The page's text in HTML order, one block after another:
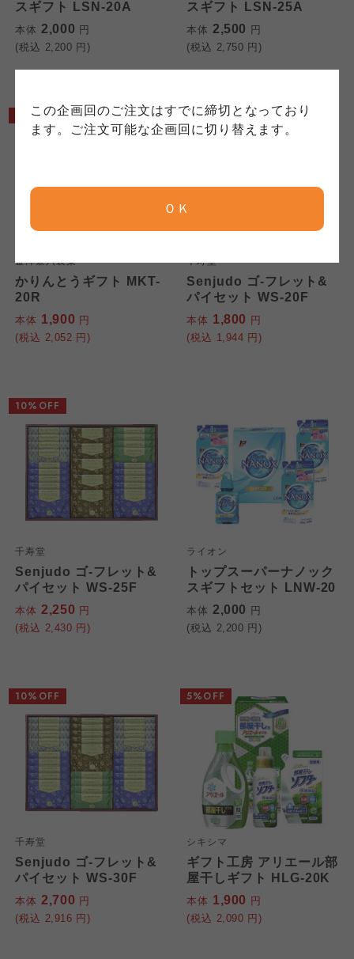
この企画回のご注文はすでに締切となっており
ます。ご注文可能な企画回に切り替えます。
ＯＫ
スギフト LSN-20A
本体 2,000 円
(税込 2,200 円)
スギフト LSN-25A
本体 2,500 円
(税込 2,750 円)
金澤兼六製菓
かりんとうギフト MKT-
20R
本体 1,900 円
(税込 2,052 円)
5%OFF
千寿堂
Senjudo ゴ-フレット&
パイセット WS-20F
本体 1,800 円
(税込 1,944 円)
10%OFF
千寿堂
Senjudo ゴ-フレット&
パイセット WS-25F
本体 2,250 円
(税込 2,430 円)
10%OFF
ライオン
トップスーパーナノック
スギフトセット LNW-20
本体 2,000 円
(税込 2,200 円)
千寿堂
Senjudo ゴ-フレット&
パイセット WS-30F
本体 2,700 円
(税込 2,916 円)
10%OFF
シキシマ
ギフト工房 アリエール部
屋干しギフト HLG-20K
本体 1,900 円
(税込 2,090 円)
5%OFF
確認のうえ、ご利用ください。なお、クチコミ
投稿については、利用約款の細則として規定さ
れています。
コープしが
ならコープ
よどがわ市民生協
わかやま市民生協
おこなっています。
コープ事業連合、ならびに各生協の「個人情報
保護方針」については各生協のボタンをクリッ
コープしが
ならコープ
おおさかパルコープ
よどがわ市民生協
わかやま市民生協
各生協の「特定商取引法に基づく表記につい
て」については各生協のボタンをクリックして
ご確認ください。
コープしが
ならコープ
よどがわ市民生協
わかやま市民生協